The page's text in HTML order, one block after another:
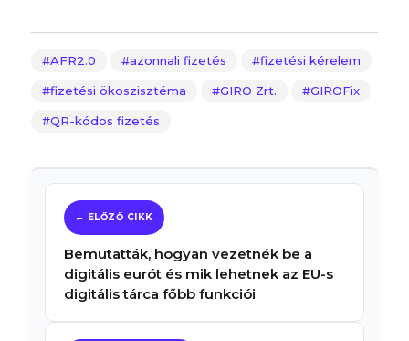
AFR2.0 azonnali fizetés fizetési kérelem
fizetési ökoszisztéma GIRO Zrt. GIROFix
QR-kódos fizetés
Bemutatták, hogyan vezetnék be a
digitális eurót és mik lehetnek az EU-s
digitális tárca főbb funkciói